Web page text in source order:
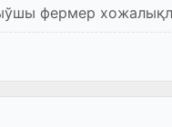
фермер
имканиятларына
«Шарўашылық
атамасында